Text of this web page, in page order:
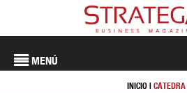
MENÚ
INICIO | CÁTEDRA